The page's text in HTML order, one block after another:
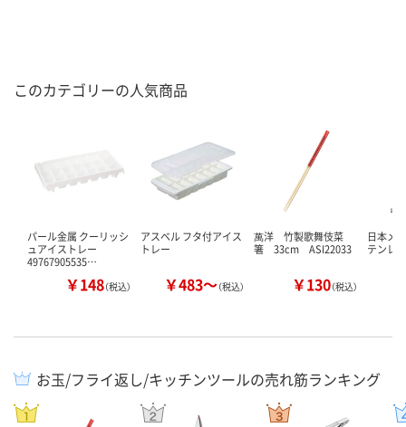
このカテゴリーの人気商品
パール金属 クーリッシ
ュアイストレー
49767905535…
￥148（税込）
アスベル フタ付アイス
トレー
￥483～（税込）
萬洋 竹製歌舞伎菜
箸 33cm ASI22033
￥130（税込）
日本メ
テンレ
お玉/フライ返し/キッチンツールの売れ筋ランキング